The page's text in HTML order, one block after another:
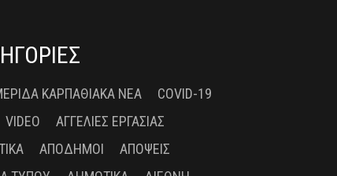
ΚΑΡΠΑΘΙΑΚΆ ΝΈΑ
COVID-19
VIDEO
ΑΓΓΕΛΊΕΣ ΕΡΓΑΣΊΑΣ
ΑΠΌΔΗΜΟΙ
ΑΠΌΨΕΙΣ